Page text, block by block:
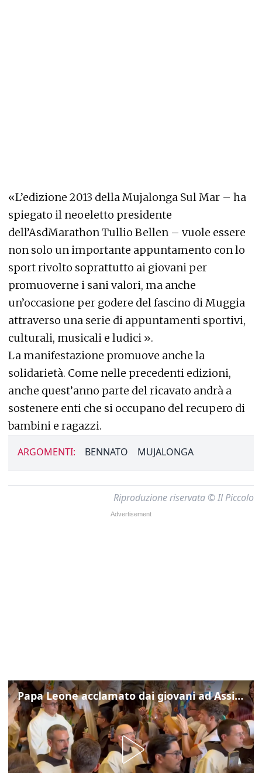
«L’edizione 2013 della Mujalonga Sul Mar – ha
spiegato il neoeletto presidente
dell’AsdMarathon Tullio Bellen – vuole essere
non solo un importante appuntamento con lo
sport rivolto soprattutto ai giovani per
promuoverne i sani valori, ma anche
un’occasione per godere del fascino di Muggia
attraverso una serie di appuntamenti sportivi,
culturali, musicali e ludici ».
La manifestazione promuove anche la
solidarietà. Come nelle precedenti edizioni,
anche quest’anno parte del ricavato andrà a
sostenere enti che si occupano del recupero di
bambini e ragazzi.
ARGOMENTI: BENNATO MUJALONGA
Riproduzione riservata © Il Piccolo
Papa Leone acclamato dai giovani ad Assisi: cori e applausi